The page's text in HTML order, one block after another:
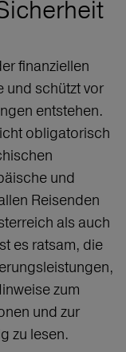
finanziellen
und schützt vor
entstehen.
obligatorisch
und
Reisenden
als auch
es ratsam, die
zum
und zur
zu lesen.